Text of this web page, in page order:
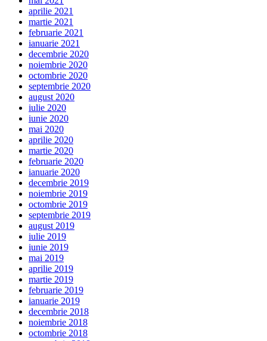
aprilie 2021
martie 2021
februarie 2021
ianuarie 2021
decembrie 2020
noiembrie 2020
octombrie 2020
septembrie 2020
august 2020
iulie 2020
iunie 2020
mai 2020
aprilie 2020
martie 2020
februarie 2020
ianuarie 2020
decembrie 2019
noiembrie 2019
octombrie 2019
septembrie 2019
august 2019
iulie 2019
iunie 2019
mai 2019
aprilie 2019
martie 2019
februarie 2019
ianuarie 2019
decembrie 2018
noiembrie 2018
octombrie 2018